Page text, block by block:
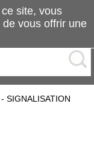
SIGNALISATION
site, vous
vous offrir une